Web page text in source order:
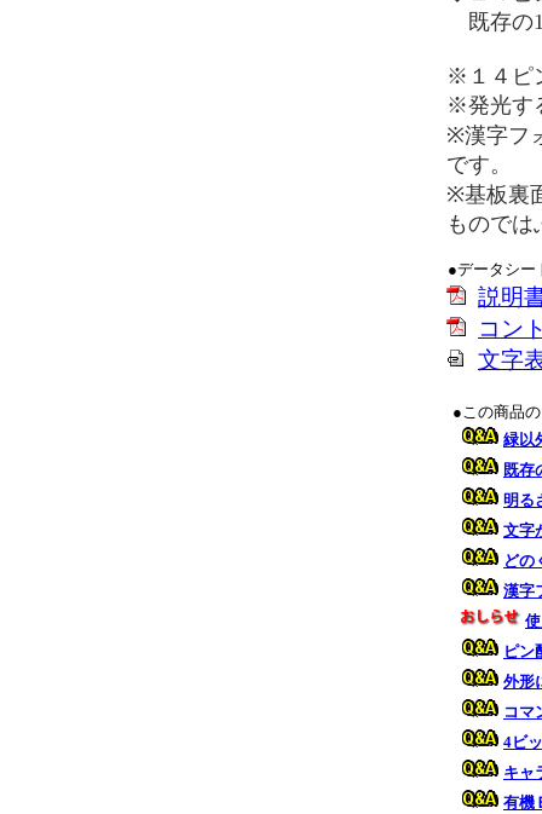
既存の
※１４ピ
※発光す
※漢字フ
です。
※基板裏
もので
●データシー
説明
コン
文字
●この商品
緑以
既存
明る
文字
どの
漢字
ピン
外形
コマ
4ビ
キャ
有機